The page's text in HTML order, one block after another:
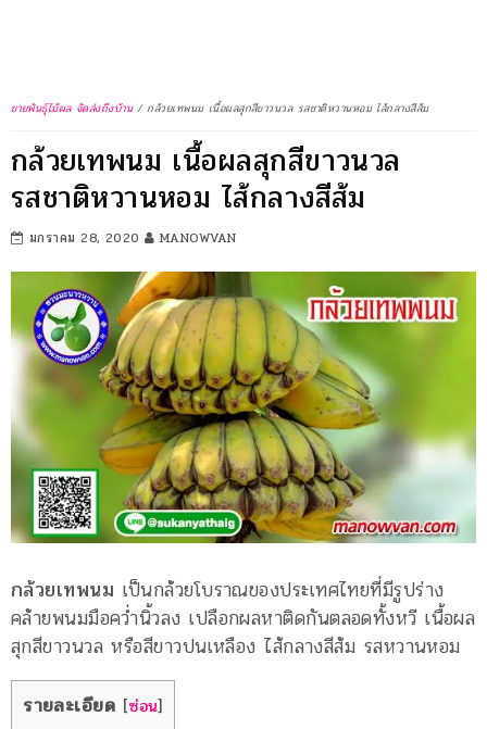
ขายพันธุ์ไม้ผล จัดส่งถึงบ้าน/กล้วยเทพนม เนื้อผลสุกสีขาวนวล รสชาติหวานหอม ไส้กลางสีส้ม
กล้วยเทพนม เนื้อผลสุกสีขาวนวล
รสชาติหวานหอม ไส้กลางสีส้ม
มกราคม 28, 2020 MANOWVAN
กล้วยเทพนม เป็นกล้วยโบราณของประเทศไทยที่มีรูปร่าง
คล้ายพนมมือคว่ำนิ้วลง เปลือกผลหาติดกันตลอดทั้งหวี เนื้อผล
สุกสีขาวนวล หรือสีขาวปนเหลือง ไส้กลางสีส้ม รสหวานหอม
รายละเอียด [ซ่อน]